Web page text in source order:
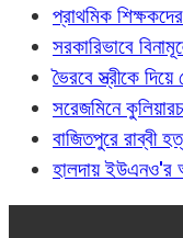
প্রাথমিক
সরকারিভাবে
ভৈরবে স্ত্রীকে
সরেজমিনে
বাজিতপুরে রাব্বী
হালদায় ইউএনও'র